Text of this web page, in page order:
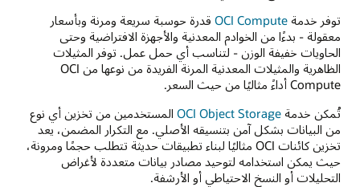
توفر خدمة OCI Compute قدرة حوسبة سريعة ومرنة وبأسعار
معقولة - بدءًا من الخوادم المعدنية والأجهزة الافتراضية وحتى
الحاويات خفيفة الوزن - لتناسب أي حمل عمل. توفر المثيلات
الظاهرية والمثيلات المعدنية المرنة الفريدة من نوعها من OCI
Compute أداءً مثاليًا من حيث السعر.
تُمكن خدمة OCI Object Storage المستخدمين من تخزين أي نوع
من البيانات بشكل آمن بتنسيقه الأصلي. مع التكرار المضمن، يعد
تخزين كائنات OCI مثاليًا لبناء تطبيقات حديثة تتطلب حجمًا ومرونة،
حيث يمكن استخدامه لتوحيد مصادر بيانات متعددة لأغراض
التحليلات أو النسخ الاحتياطي أو الأرشفة.